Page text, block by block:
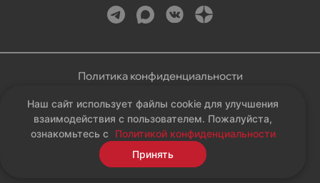
Политика конфиденциальности
Соглашение на обработку персональных данных
Карта сайта
Наш сайт использует файлы cookie для улучшения
взаимодействия с пользователем. Пожалуйста,
ознакомьтесь с
Политикой конфиденциальности
Принять